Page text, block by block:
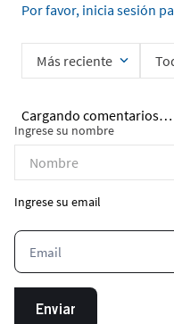
Por favor, inicia sesión
Más reciente
Cargando comentarios…
Ingrese su nombre
Ingrese su email
Enviar